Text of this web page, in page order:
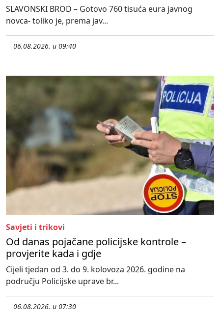
SLAVONSKI BROD – Gotovo 760 tisuća eura javnog
novca- toliko je, prema jav...
06.08.2026. u 09:40
Savjeti i trikovi
Od danas pojačane policijske kontrole –
provjerite kada i gdje
Cijeli tjedan od 3. do 9. kolovoza 2026. godine na
području Policijske uprave br...
06.08.2026. u 07:30